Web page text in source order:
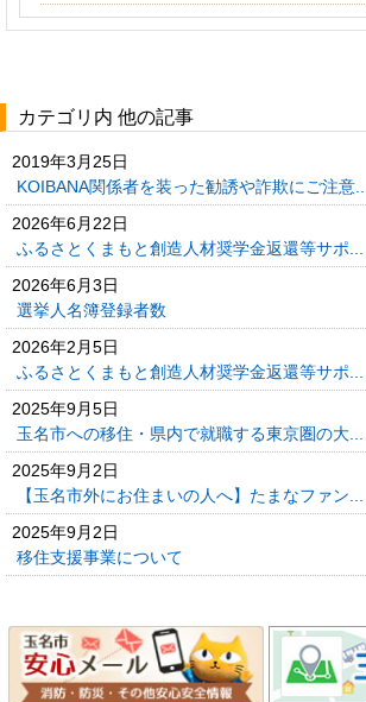
カテゴリ内 他の記事
2019年3月25日
KOIBANA関係者を装った勧誘や詐欺にご注意...
2026年6月22日
ふるさとくまもと創造人材奨学金返還等サポ...
2026年6月3日
選挙人名簿登録者数
2026年2月5日
ふるさとくまもと創造人材奨学金返還等サポ...
2025年9月5日
玉名市への移住・県内で就職する東京圏の大...
2025年9月2日
【玉名市外にお住まいの人へ】たまなファン...
2025年9月2日
移住支援事業について